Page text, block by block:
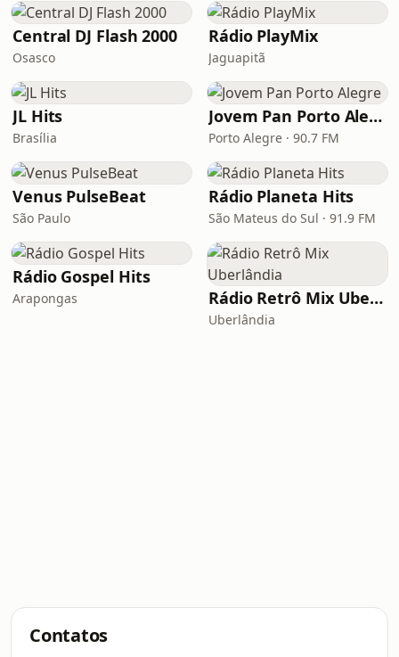
Central DJ Flash 2000
Osasco
Rádio PlayMix
Jaguapitã
JL Hits
Brasília
Jovem Pan Porto Alegre
Porto Alegre · 90.7 FM
Venus PulseBeat
São Paulo
Rádio Planeta Hits
São Mateus do Sul · 91.9 FM
Rádio Gospel Hits
Arapongas Rádio Retrô Mix Uberlândia
Uberlândia
Contatos